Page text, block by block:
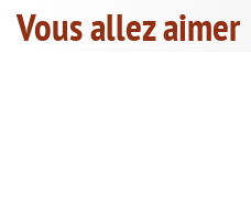
Vous allez aimer